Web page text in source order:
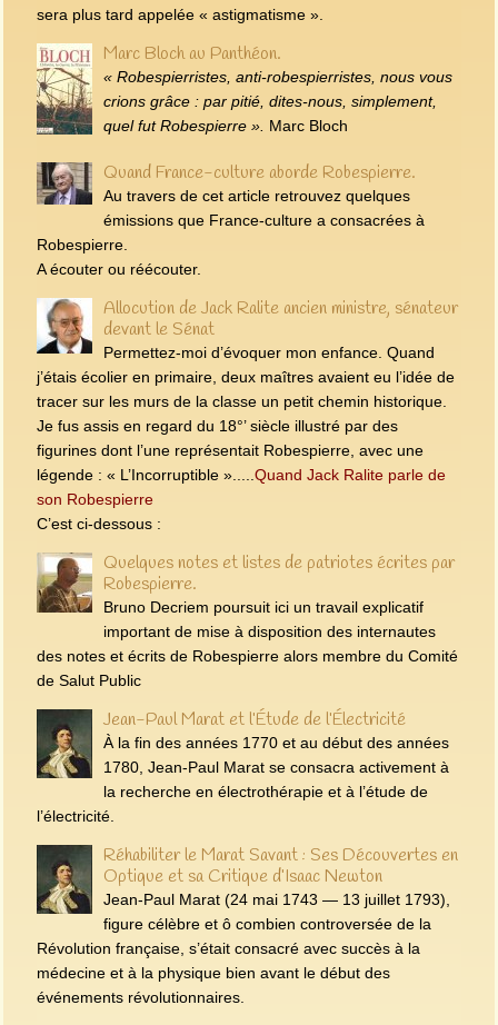
sera plus tard appelée « astigmatisme ».
Marc Bloch au Panthéon.
« Robespierristes, anti-robespierristes, nous vous
crions grâce : par pitié, dites‑nous, simplement,
quel fut Robespierre ». Marc Bloch
Quand France-culture aborde Robespierre.
Au travers de cet article retrouvez quelques
émissions que France-culture a consacrées à
Robespierre.
A écouter ou réécouter.
Allocution de Jack Ralite ancien ministre, sénateur
devant le Sénat
Permettez-moi d’évoquer mon enfance. Quand
j’étais écolier en primaire, deux maîtres avaient eu l’idée de
tracer sur les murs de la classe un petit chemin historique.
Je fus assis en regard du 18°’ siècle illustré par des
figurines dont l’une représentait Robespierre, avec une
légende : « L’Incorruptible »..... Quand Jack Ralite parle de
son Robespierre
C’est ci-dessous :
Quelques notes et listes de patriotes écrites par
Robespierre.
Bruno Decriem poursuit ici un travail explicatif
important de mise à disposition des internautes
des notes et écrits de Robespierre alors membre du Comité
de Salut Public
Jean-Paul Marat et l’Étude de l’Électricité
À la fin des années 1770 et au début des années
1780, Jean-Paul Marat se consacra activement à
la recherche en électrothérapie et à l’étude de
l’électricité.
Réhabiliter le Marat Savant : Ses Découvertes en
Optique et sa Critique d’Isaac Newton
Jean-Paul Marat (24 mai 1743 — 13 juillet 1793),
figure célèbre et ô combien controversée de la
Révolution française, s’était consacré avec succès à la
médecine et à la physique bien avant le début des
événements révolutionnaires.